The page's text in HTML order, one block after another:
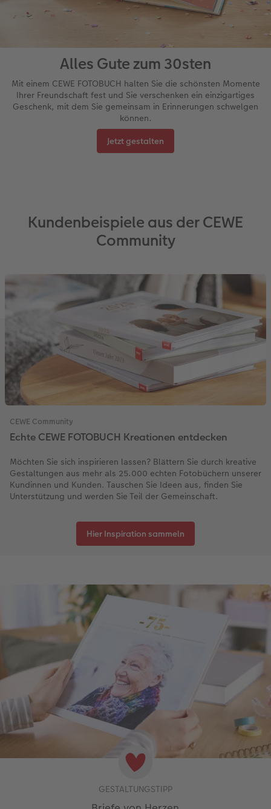
Alles Gute zum 30sten
Mit einem CEWE FOTOBUCH halten Sie die schönsten Momente
Ihrer Freundschaft fest und Sie verschenken ein einzigartiges
Geschenk, mit dem Sie gemeinsam in Erinnerungen schwelgen
können.
Jetzt gestalten
Kundenbeispiele aus der CEWE
Community
CEWE Community
Echte CEWE FOTOBUCH Kreationen entdecken
Möchten Sie sich inspirieren lassen? Blättern Sie durch kreative
Gestaltungen aus mehr als 25.000 echten Fotobüchern unserer
Kundinnen und Kunden. Tauschen Sie Ideen aus, finden Sie
Unterstützung und werden Sie Teil der Gemeinschaft.
Hier Inspiration sammeln
GESTALTUNGSTIPP